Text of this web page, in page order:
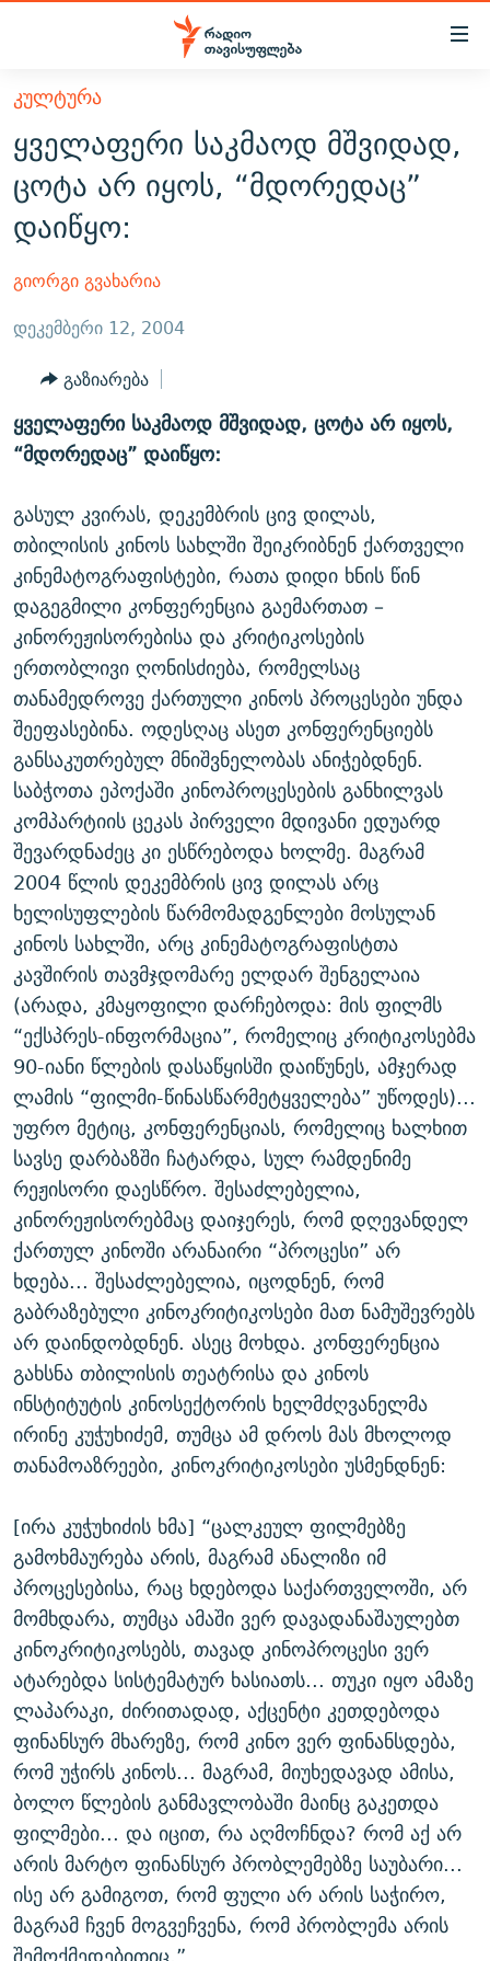
Accessibility
მთავარ
დაბრუნება
მთავარ
ნავიგაციაზე
დაბრუნება
ძიებაზე
დაბრუნება
ᲐᲮᲐᲚᲘ ᲐᲛᲑᲔᲑᲘ
ᲗᲔᲛᲔᲑᲘ
ᲞᲝᲚᲘᲢᲘᲙᲐ
ᲔᲙᲝᲜᲝᲛᲘᲙᲐ
ᲡᲐᲖᲝᲒᲐᲓᲝᲔᲑᲐ
ᲙᲣᲚᲢᲣᲠᲐ
ᲕᲘᲓᲔᲝ
ᲑᲚᲝᲒᲔᲑᲘ
ᲞᲝᲓᲙᲐᲡᲢᲔᲑᲘ
ᲐᲡᲐᲗᲘᲐᲜᲘᲡ ᲙᲣᲗᲮᲔ
60 ᲓᲔᲪᲘᲑᲔᲚᲘ
ᲒᲐᲜᲙᲘᲗᲮᲕᲘᲡ ᲓᲦᲔ
ᲓᲘᲚᲘᲡ ᲡᲐᲣᲑᲠᲔᲑᲘ
ᲛᲝᲚᲐᲞᲐᲠᲐᲙᲔ ᲢᲔᲥᲡᲢᲔᲑᲘ
ᲨᲘᲜ - ᲣᲪᲮᲝᲔᲗᲨᲘ
ᲚᲘᲢᲔᲠᲐᲢᲣᲠᲣᲚᲘ ᲬᲐᲮᲜᲐᲒᲔᲑᲘ
ᲐᲛᲔᲠᲘᲙᲣᲚᲘ ᲛᲝᲗᲮᲠᲝᲑᲐ
ᲘᲛᲞᲔᲠᲘᲐ ᲓᲐ ᲠᲐᲓᲘᲝ
ᲒᲐᲓᲐᲪᲔᲛᲔᲑᲘ
ᲤᲔᲜᲝᲕᲐᲜᲘ - 2.10
ᲞᲠᲝᲔᲥᲢᲔᲑᲘ
ᲣᲙᲠᲐᲘᲜᲐᲨᲘ ᲓᲐᲦᲣᲞᲣᲚᲘ ᲥᲐᲠᲗᲕᲔᲚᲘ ᲛᲔᲑᲠᲫᲝᲚᲔᲑᲘ - 2022
ᲓᲐᲛᲝᲣᲙᲘᲓᲔᲑᲚᲝᲑᲘᲡ 100 ᲬᲔᲚᲘ
ᲩᲔᲛᲘ ᲡᲘᲙᲕᲓᲘᲚᲘᲡ ᲛᲘᲖᲔᲖᲘᲐ COVID-19
11 ᲬᲔᲚᲘ - 11 ᲐᲛᲑᲐᲕᲘ
ᲡᲐᲞᲐᲠᲚᲐᲛᲔᲜᲢᲝ ᲐᲠᲩᲔᲕᲜᲔᲑᲘᲡ ᲘᲡᲢᲝᲠᲘᲐ
ᲑᲐᲕᲨᲕᲔᲑᲘ ᲞᲠᲝᲡᲢᲘᲢᲣᲪᲘᲐᲨᲘ - ᲐᲛᲝᲣᲗᲥᲛᲔᲚᲘ ᲐᲛᲑᲐᲕᲘ
5 ᲐᲛᲑᲐᲕᲘ - 20 ᲘᲕᲜᲘᲡᲡ ᲓᲐᲨᲐᲕᲔᲑᲣᲚᲔᲑᲘ
ᲐᲒᲕᲘᲡᲢᲝᲡ ᲝᲛᲘ
ПРИВЕТ ᲙᲣᲚᲢᲣᲠᲐ
ЭХО КАВКАЗА
ᲒᲐᲛᲝᲘᲬᲔᲠᲔ
რთე/რთ-ის ყველა საიტი
ᲙᲣᲚᲢᲣᲠᲐ
ყველაფერი საკმაოდ მშვიდად,
ცოტა არ იყოს, “მდორედაც”
დაიწყო:
გიორგი გვახარია
დეკემბერი 12, 2004
გაზიარება
ყველაფერი საკმაოდ მშვიდად, ცოტა არ იყოს,
“მდორედაც” დაიწყო:
გასულ კვირას, დეკემბრის ცივ დილას,
თბილისის კინოს სახლში შეიკრიბნენ ქართველი
კინემატოგრაფისტები, რათა დიდი ხნის წინ
დაგეგმილი კონფერენცია გაემართათ –
კინორეჟისორებისა და კრიტიკოსების
ერთობლივი ღონისძიება, რომელსაც
თანამედროვე ქართული კინოს პროცესები უნდა
შეეფასებინა. ოდესღაც ასეთ კონფერენციებს
განსაკუთრებულ მნიშვნელობას ანიჭებდნენ.
საბჭოთა ეპოქაში კინოპროცესების განხილვას
კომპარტიის ცეკას პირველი მდივანი ედუარდ
შევარდნაძეც კი ესწრებოდა ხოლმე. მაგრამ
2004 წლის დეკემბრის ცივ დილას არც
ხელისუფლების წარმომადგენლები მოსულან
კინოს სახლში, არც კინემატოგრაფისტთა
კავშირის თავმჯდომარე ელდარ შენგელაია
(არადა, კმაყოფილი დარჩებოდა: მის ფილმს
“ექსპრეს-ინფორმაცია”, რომელიც კრიტიკოსებმა
90-იანი წლების დასაწყისში დაიწუნეს, ამჯერად
ლამის “ფილმი-წინასწარმეტყველება” უწოდეს)...
უფრო მეტიც, კონფერენციას, რომელიც ხალხით
სავსე დარბაზში ჩატარდა, სულ რამდენიმე
რეჟისორი დაესწრო. შესაძლებელია,
კინორეჟისორებმაც დაიჯერეს, რომ დღევანდელ
ქართულ კინოში არანაირი “პროცესი” არ
ხდება... შესაძლებელია, იცოდნენ, რომ
გაბრაზებული კინოკრიტიკოსები მათ ნამუშევრებს
არ დაინდობდნენ. ასეც მოხდა. კონფერენცია
გახსნა თბილისის თეატრისა და კინოს
ინსტიტუტის კინოსექტორის ხელმძღვანელმა
ირინე კუჭუხიძემ, თუმცა ამ დროს მას მხოლოდ
თანამოაზრეები, კინოკრიტიკოსები უსმენდნენ:
[ირა კუჭუხიძის ხმა] “ცალკეულ ფილმებზე
გამოხმაურება არის, მაგრამ ანალიზი იმ
პროცესებისა, რაც ხდებოდა საქართველოში, არ
მომხდარა, თუმცა ამაში ვერ დავადანაშაულებთ
კინოკრიტიკოსებს, თავად კინოპროცესი ვერ
ატარებდა სისტემატურ ხასიათს... თუკი იყო ამაზე
ლაპარაკი, ძირითადად, აქცენტი კეთდებოდა
ფინანსურ მხარეზე, რომ კინო ვერ ფინანსდება,
რომ უჭირს კინოს... მაგრამ, მიუხედავად ამისა,
ბოლო წლების განმავლობაში მაინც გაკეთდა
ფილმები... და იცით, რა აღმოჩნდა? რომ აქ არ
არის მარტო ფინანსურ პრობლემებზე საუბარი...
ისე არ გამიგოთ, რომ ფული არ არის საჭირო,
მაგრამ ჩვენ მოგვეჩვენა, რომ პრობლემა არის